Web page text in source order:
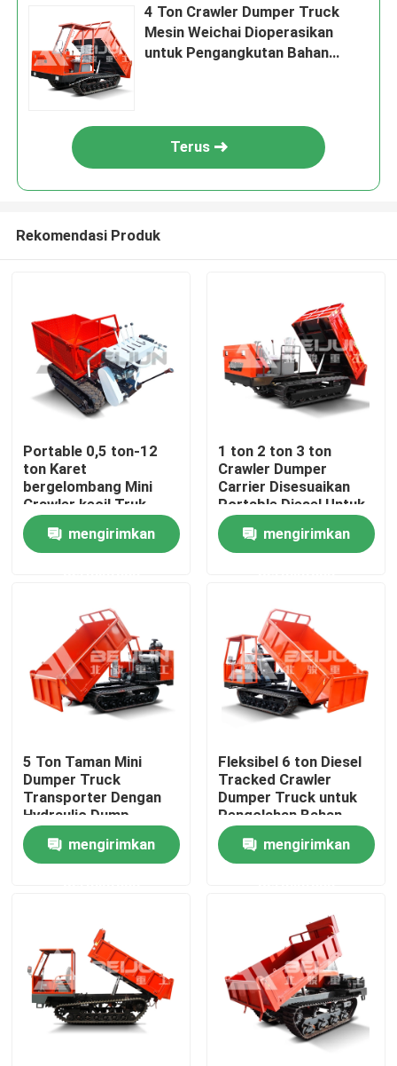
Rumah
Tentang kita
Kontak
video
Truk Dump Bawah Tanah
Truk Artikulasi Bawah Tanah
Truk Crawler Dumper
4 Ton Crawler Dumper Truck
Mesin Weichai Dioperasikan
untuk Pengangkutan Bahan
Terus
Rekomendasi Produk
Portable 0,5 ton-12
ton Karet
bergelombang Mini
Crawler kecil Truk
Pengangkut Diesel
mengirimkan
1 ton 2 ton 3 ton
Crawler Dumper
Carrier Disesuaikan
Portable Diesel Untuk
Dijual
mengirimkan
5 Ton Taman Mini
Dumper Truck
Transporter Dengan
Hydraulic Dump
mengirimkan
Fleksibel 6 ton Diesel
Tracked Crawler
Dumper Truck untuk
Pengolahan Bahan
Lemes
mengirimkan